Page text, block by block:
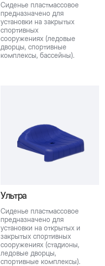
Сиденье пластмассовое
предназначено для
установки на закрытых
спортивных
сооружениях (ледовые
дворцы, спортивные
комплексы, бассейны).
Ультра
Сиденье пластмассовое
предназначено для
установки на открытых и
закрытых спортивных
сооружениях (стадионы,
ледовые дворцы,
спортивные комплексы).